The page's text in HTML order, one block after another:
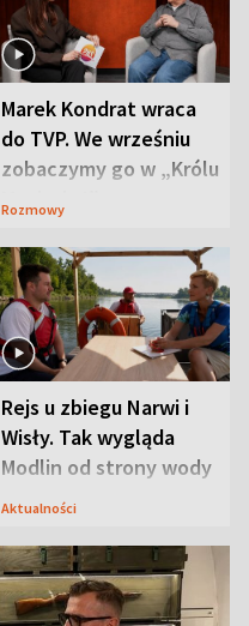
Marek Kondrat wraca
do TVP. We wrześniu
zobaczymy go w „Królu
Maciusiu I”
Rozmowy
Rejs u zbiegu Narwi i
Wisły. Tak wygląda
Modlin od strony wody
Aktualności